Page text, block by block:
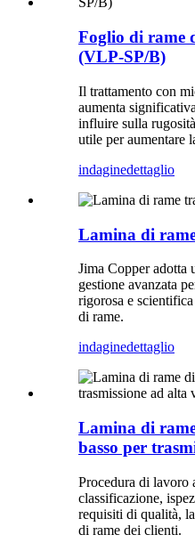
Foglio di rame
(VLP-SP/B)
Il trattamento con
aumenta
influire sulla
utile per aumentare
indaginedettaglio
Lamina di
Jima Copper adotta
gestione avanzata
rigorosa e
di rame.
indaginedettaglio
Lamina di
basso per
Procedura di lavoro
classificazione,
requisiti di qualità,
di rame dei clienti.